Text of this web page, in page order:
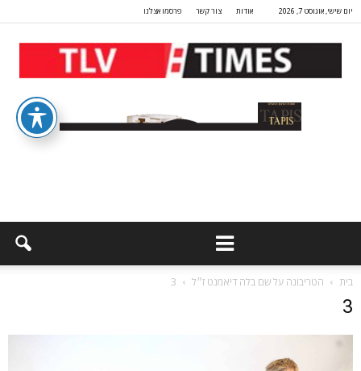
יום שישי, אוגוסט 7, 2026 אודות צור קשר פרסמו אצלנו
בית הטריבונה על שם בלה דיאמנט ז״ל 3
3